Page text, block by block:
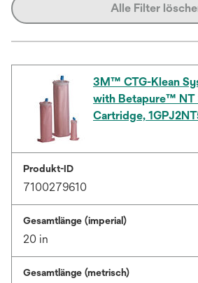
Alle Filter
3M™ CTG-Klean
with Betapure™ NT
Cartridge,
Produkt-ID
7100279610
Gesamtlänge (imperial)
20 in
Gesamtlänge (metrisch)